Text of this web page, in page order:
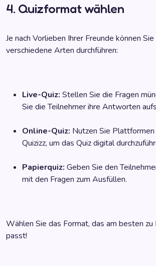
4. Quizformat wählen
Je nach Vorlieben Ihrer Freunde können Sie
verschiedene Arten durchführen:
Live-Quiz: Stellen Sie die Fragen
Sie die Teilnehmer ihre Antworten
Online-Quiz: Nutzen Sie
Quizizz, um das Quiz digital
Papierquiz: Geben Sie den
mit den Fragen zum Ausfüllen.
Wählen Sie das Format, das am besten zu
passt!